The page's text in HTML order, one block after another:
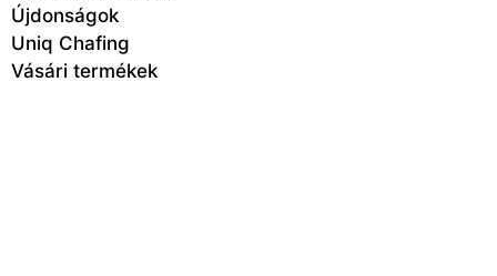
Újdonságok
Uniq Chafing
Vásári termékek